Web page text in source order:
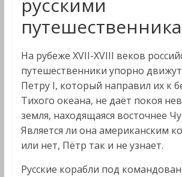
русскими
На рубеже XVII-XVIII веков
путешественники упорно
Петру I, который направил их к
Тихого океана, не даёт покоя
земля, находящаяся восточнее
Является ли она американским
или нет, Пётр так и не узнает.
Русские корабли под